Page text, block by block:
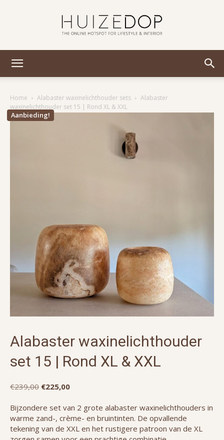
Home Alabaster waxinelichthouder sets
Alabaster
waxinelichthouder set 15 | Rond XL & XXL
Aanbieding!
Alabaster waxinelichthouder
set 15 | Rond XL & XXL
€239,00 Oorspronkelijke
was:
€239,00.
€225,00Huidige
is:
€225,00.
Bijzondere set van 2 grote alabaster waxinelichthouders in
warme zand-, crème- en bruintinten. De opvallende
tekening van de XXL en het rustigere patroon van de XL